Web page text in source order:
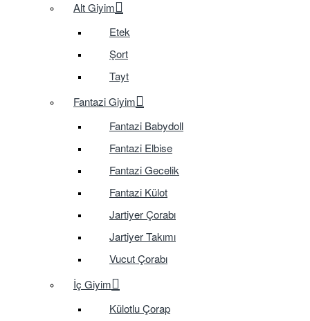
Alt Giyim
Etek
Şort
Tayt
Fantazi Giyim
Fantazi Babydoll
Fantazi Elbise
Fantazi Gecelik
Fantazi Külot
Jartiyer Çorabı
Jartiyer Takımı
Vucut Çorabı
İç Giyim
Külotlu Çorap